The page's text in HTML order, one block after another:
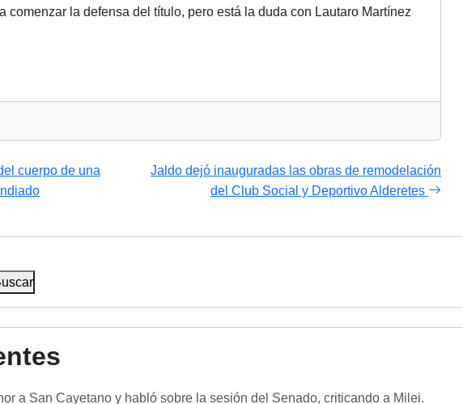
comenzar la defensa del título, pero está la duda con Lautaro Martínez
cuerpo de una
Jaldo dejó inauguradas las obras de remodelación
del Club Social y Deportivo Alderetes
a San Cayetano y habló sobre la sesión del Senado, criticando a Milei.